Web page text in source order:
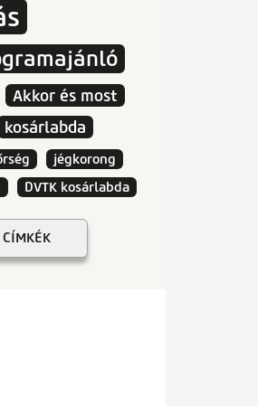
Akkor és most
kosárlabda
jégkorong
DVTK kosárlabda